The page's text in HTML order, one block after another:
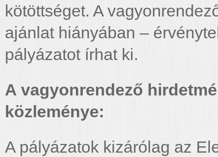
kötöttséget. A
ajánlat hiányában –
pályázatot írhat ki.
A vagyonrendező
közleménye:
A pályázatok kizárólag az